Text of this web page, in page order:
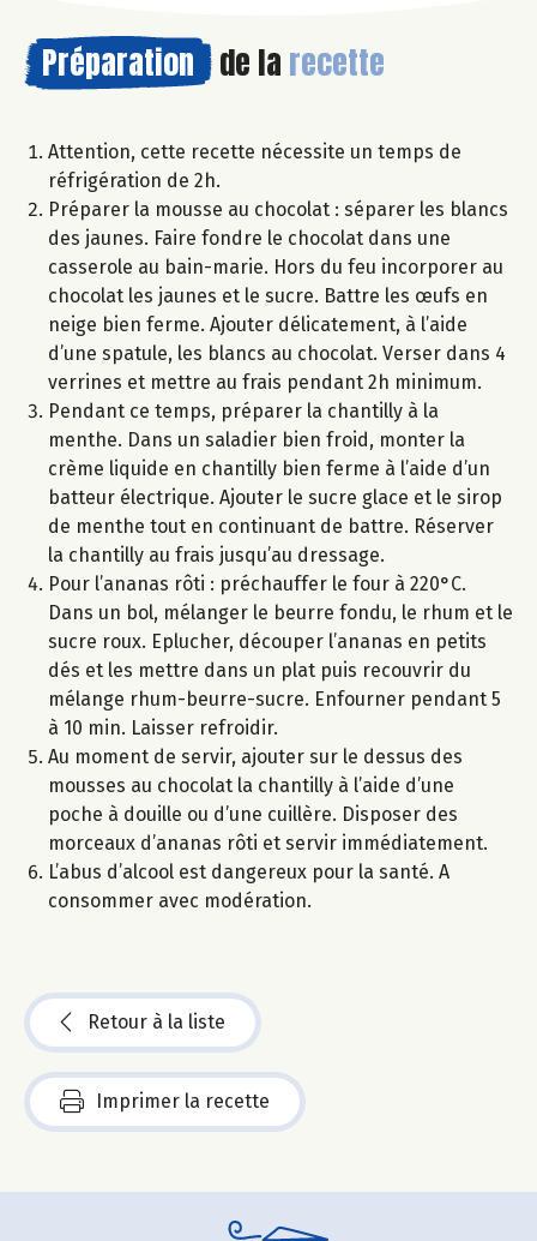
Préparation de la recette
Attention, cette recette nécessite un temps de
réfrigération de 2h.
Préparer la mousse au chocolat : séparer les blancs
des jaunes. Faire fondre le chocolat dans une
casserole au bain-marie. Hors du feu incorporer au
chocolat les jaunes et le sucre. Battre les œufs en
neige bien ferme. Ajouter délicatement, à l’aide
d’une spatule, les blancs au chocolat. Verser dans 4
verrines et mettre au frais pendant 2h minimum.
Pendant ce temps, préparer la chantilly à la
menthe. Dans un saladier bien froid, monter la
crème liquide en chantilly bien ferme à l’aide d’un
batteur électrique. Ajouter le sucre glace et le sirop
de menthe tout en continuant de battre. Réserver
la chantilly au frais jusqu’au dressage.
Pour l’ananas rôti : préchauffer le four à 220°C.
Dans un bol, mélanger le beurre fondu, le rhum et le
sucre roux. Eplucher, découper l’ananas en petits
dés et les mettre dans un plat puis recouvrir du
mélange rhum-beurre-sucre. Enfourner pendant 5
à 10 min. Laisser refroidir.
Au moment de servir, ajouter sur le dessus des
mousses au chocolat la chantilly à l’aide d’une
poche à douille ou d’une cuillère. Disposer des
morceaux d’ananas rôti et servir immédiatement.
L’abus d’alcool est dangereux pour la santé. A
consommer avec modération.
Retour à la liste
Imprimer la recette